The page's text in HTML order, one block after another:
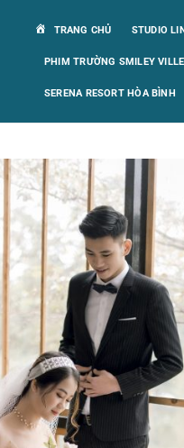
TRANG CHỦ STUDIO
PHIM TRƯỜNG SMILEY
SERENA RESORT HÒA BÌNH